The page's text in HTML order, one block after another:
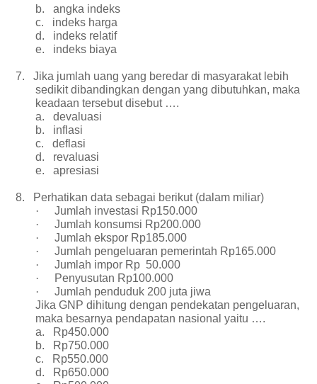
b.
angka indeks
c.
indeks harga
d.
indeks relatif
e.
indeks biaya
7.
Jika jumlah uang yang beredar di masyarakat lebih
sedikit dibandingkan dengan yang dibutuhkan, maka
keadaan tersebut disebut ….
a.
devaluasi
b.
inflasi
c.
deflasi
d.
revaluasi
e.
apresiasi
8.
Perhatikan data sebagai berikut (dalam miliar)
·
Jumlah investasi Rp150.000
·
Jumlah konsumsi Rp200.000
·
Jumlah ekspor Rp185.000
·
Jumlah pengeluaran pemerintah Rp165.000
·
Jumlah impor Rp 50.000
·
Penyusutan Rp100.000
·
Jumlah penduduk 200 juta jiwa
Jika GNP dihitung dengan pendekatan pengeluaran,
maka besarnya pendapatan nasional yaitu ….
a.
Rp450.000
b.
Rp750.000
c.
Rp550.000
d.
Rp650.000